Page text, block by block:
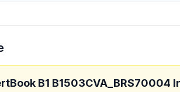
B1 B1503CVA_BRS70004